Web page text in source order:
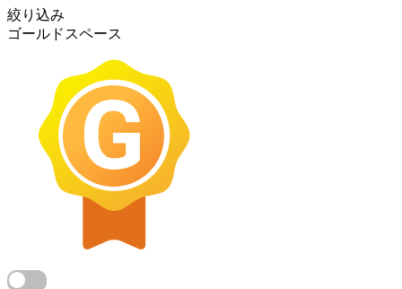
絞り込み
ゴールドスペース